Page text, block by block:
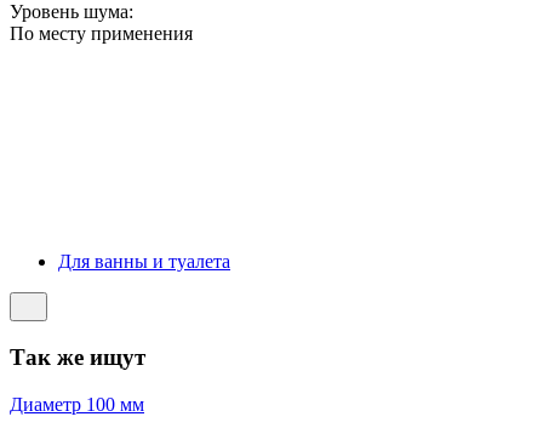
Уровень шума:
По месту применения
Для ванны и туалета
Так же ищут
Диаметр 100 мм